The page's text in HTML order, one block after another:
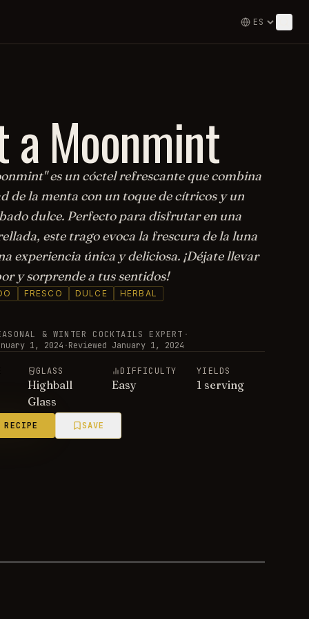
a Moonmint
es un cóctel refrescante que combina
de la menta con un toque de cítricos y un
dulce. Perfecto para disfrutar en una
este trago evoca la frescura de la luna
experiencia única y deliciosa. ¡Déjate llevar
y sorprende a tus sentidos!
FRESCO DULCE HERBAL
& WINTER COCKTAILS EXPERT ·
1, 2024 ·Reviewed January 1, 2024
GLASS
Highball
Glass
DIFFICULTY
Easy
YIELDS
1 serving
SAVE